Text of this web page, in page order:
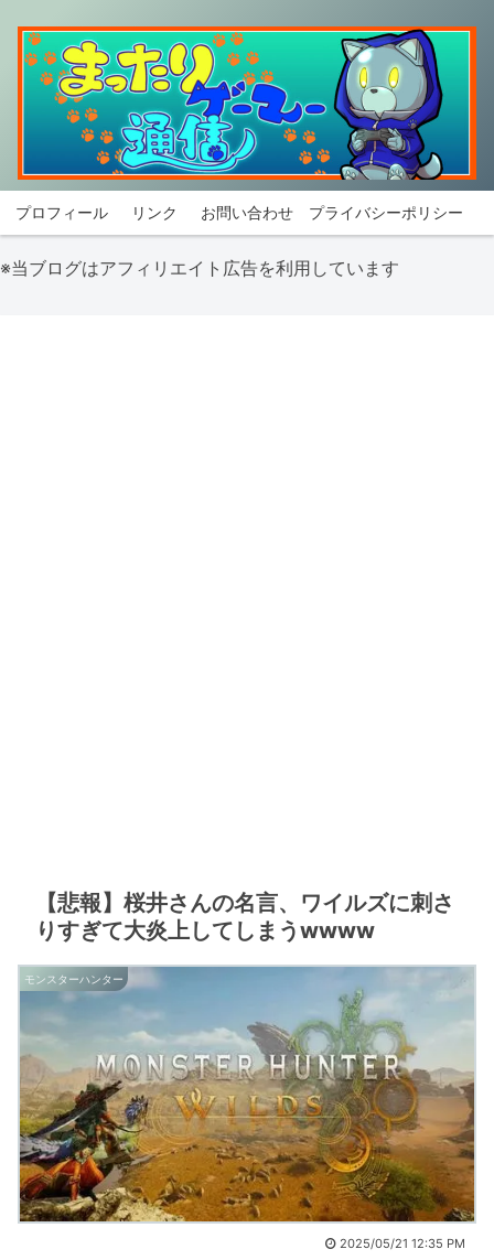
プロフィール リンク お問い合わせ プライバシーポリシー
※当ブログはアフィリエイト広告を利用しています
【悲報】桜井さんの名言、ワイルズに刺さ
りすぎて大炎上してしまうwwww
モンスターハンター
2025/05/21 12:35 PM